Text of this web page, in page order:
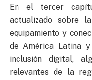
En el tercer
actualizado sobre
equipamiento y
de América Latina
inclusión digital,
relevantes de la